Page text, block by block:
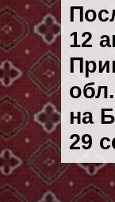
12
на
29